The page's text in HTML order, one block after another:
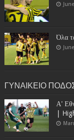
Όλα
ΓΥΝΑΙΚΕΙΟ
Α'
|